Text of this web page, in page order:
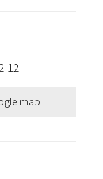
12
map